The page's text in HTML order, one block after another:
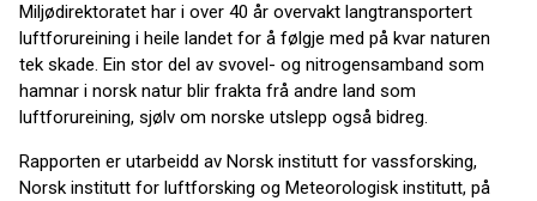
Miljødirektoratet har i over 40 år overvakt langtransportert
luftforureining i heile landet for å følgje med på kvar naturen
tek skade. Ein stor del av svovel- og nitrogensamband som
hamnar i norsk natur blir frakta frå andre land som
luftforureining, sjølv om norske utslepp også bidreg.
Rapporten er utarbeidd av Norsk institutt for vassforsking,
Norsk institutt for luftforsking og Meteorologisk institutt, på